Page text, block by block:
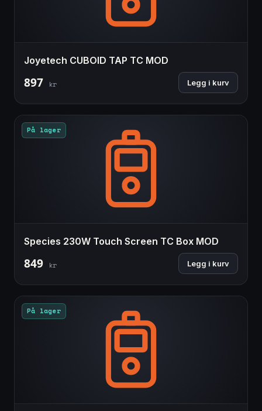
Joyetech CUBOID TAP TC MOD
897 kr Legg i kurv
På lager
Species 230W Touch Screen TC Box MOD
849 kr Legg i kurv
På lager